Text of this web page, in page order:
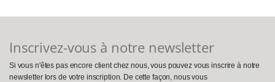
Inscrivez-vous à notre newsletter
Si vous n'êtes pas encore client chez nous, vous pouvez vous inscrire à notre
newsletter lors de votre inscription. De cette façon, nous vous